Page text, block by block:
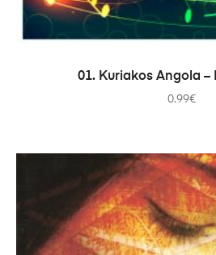
ADICIONAR
01. Kuriakos Angola –
0.99€